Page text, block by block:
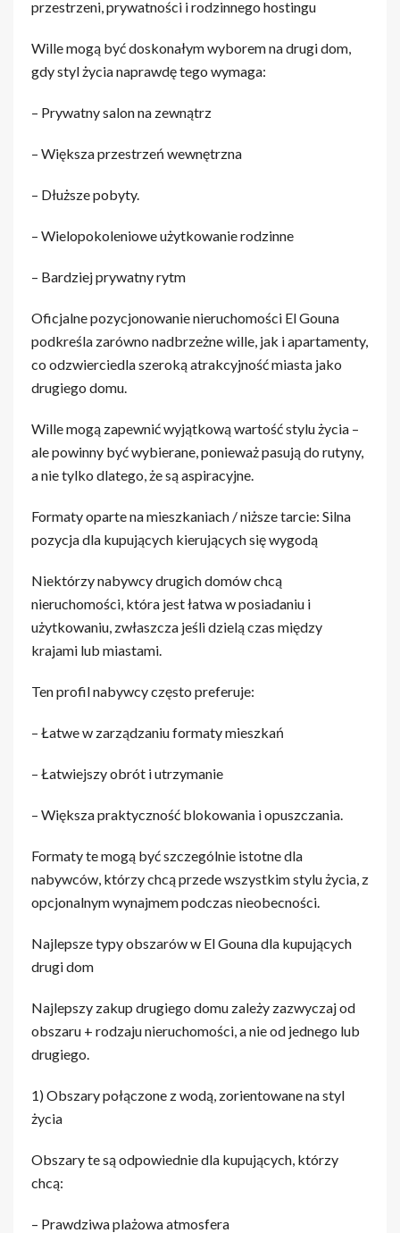
przestrzeni, prywatności i rodzinnego hostingu
Wille mogą być doskonałym wyborem na drugi dom,
gdy styl życia naprawdę tego wymaga:
– Prywatny salon na zewnątrz
– Większa przestrzeń wewnętrzna
– Dłuższe pobyty.
– Wielopokoleniowe użytkowanie rodzinne
– Bardziej prywatny rytm
Oficjalne pozycjonowanie nieruchomości El Gouna
podkreśla zarówno nadbrzeżne wille, jak i apartamenty,
co odzwierciedla szeroką atrakcyjność miasta jako
drugiego domu.
Wille mogą zapewnić wyjątkową wartość stylu życia –
ale powinny być wybierane, ponieważ pasują do rutyny,
a nie tylko dlatego, że są aspiracyjne.
Formaty oparte na mieszkaniach / niższe tarcie: Silna
pozycja dla kupujących kierujących się wygodą
Niektórzy nabywcy drugich domów chcą
nieruchomości, która jest łatwa w posiadaniu i
użytkowaniu, zwłaszcza jeśli dzielą czas między
krajami lub miastami.
Ten profil nabywcy często preferuje:
– Łatwe w zarządzaniu formaty mieszkań
– Łatwiejszy obrót i utrzymanie
– Większa praktyczność blokowania i opuszczania.
Formaty te mogą być szczególnie istotne dla
nabywców, którzy chcą przede wszystkim stylu życia, z
opcjonalnym wynajmem podczas nieobecności.
Najlepsze typy obszarów w El Gouna dla kupujących
drugi dom
Najlepszy zakup drugiego domu zależy zazwyczaj od
obszaru + rodzaju nieruchomości, a nie od jednego lub
drugiego.
1) Obszary połączone z wodą, zorientowane na styl
życia
Obszary te są odpowiednie dla kupujących, którzy
chcą:
– Prawdziwa plażowa atmosfera